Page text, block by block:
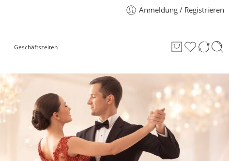
Anmeldung / Registrieren
Geschäftszeiten